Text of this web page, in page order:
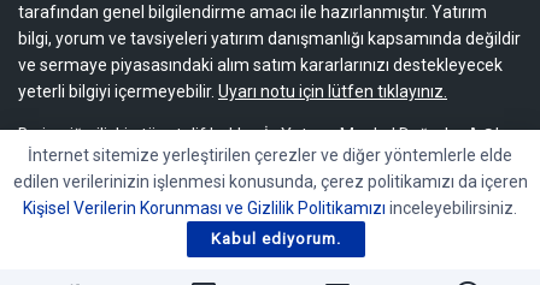
tarafından genel bilgilendirme amacı ile hazırlanmıştır. Yatırım
bilgi, yorum ve tavsiyeleri yatırım danışmanlığı kapsamında değildir
ve sermaye piyasasındaki alım satım kararlarınızı destekleyecek
yeterli bilgiyi içermeyebilir. Uyarı notu için lütfen tıklayınız.
Bu içeriğe ilişkin tüm telif hakları İş Yatırım Menkul Değerler A.Ş.’ye
aittir. Bu içerik, açık iznimiz olmaksızın başkaları tarafından
herhangi bir amaçla, kısmen veya tamamen çoğaltılamaz,
dağıtılamaz, yayımlanamaz veya değiştirilemez.
İnternet sitemize yerleştirilen çerezler ve diğer yöntemlerle elde
edilen verilerinizin işlenmesi konusunda, çerez politikamızı da içeren
Kişisel Verilerin Korunması ve Gizlilik Politikamızı inceleyebilirsiniz.
Kabul ediyorum.